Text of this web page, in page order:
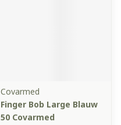
Covarmed
Finger Bob Large Blauw
50 Covarmed